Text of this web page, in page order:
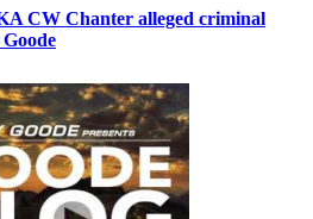
CW Chanter alleged criminal